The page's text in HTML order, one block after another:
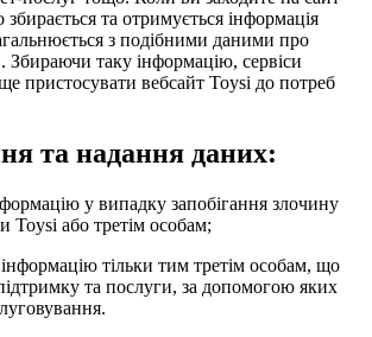
та отримується інформація
з подібними даними про
Збираючи таку інформацію, сервіси
пристосувати вебсайт Toysi до потреб
та надання даних:
у випадку запобігання злочину
Toysi або третім особам;
тільки тим третім особам, що
та послуги, за допомогою яких